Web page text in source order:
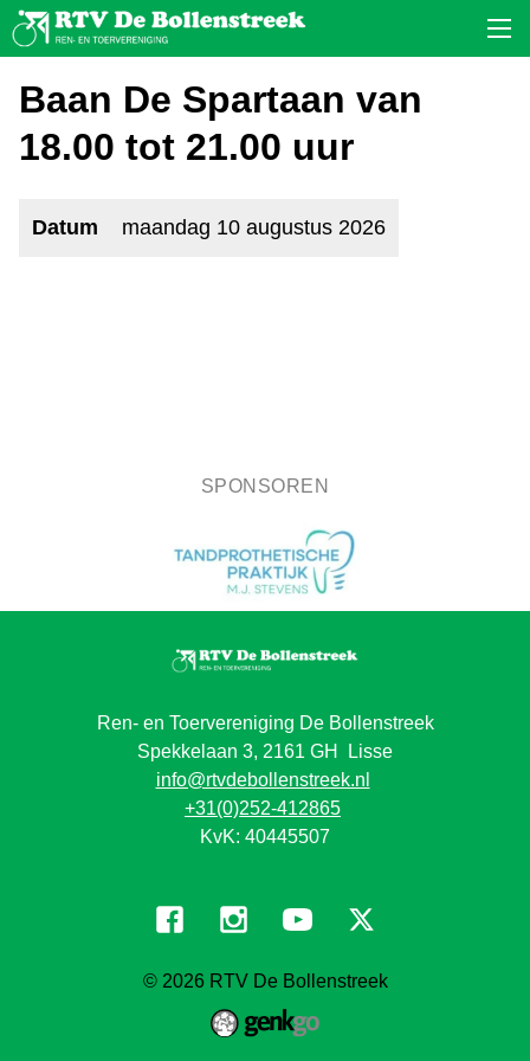
Baan De Spartaan van
18.00 tot 21.00 uur
Datum maandag 10 augustus 2026
SPONSOREN
Ren- en Toervereniging De Bollenstreek
Spekkelaan 3, 2161 GH Lisse
info@rtvdebollenstreek.nl
+31(0)252-412865
KvK: 40445507
© 2026RTV De Bollenstreek